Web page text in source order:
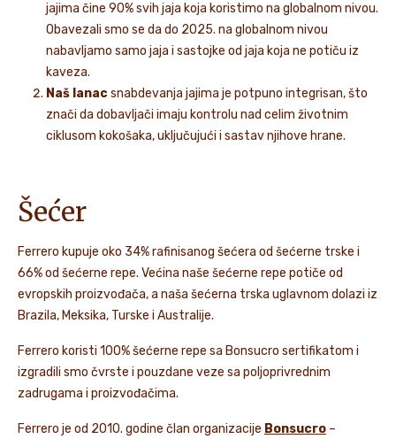
jajima čine 90% svih jaja koja koristimo na globalnom nivou.
Obavezali smo se da do 2025. na globalnom nivou
nabavljamo samo jaja i sastojke od jaja koja ne potiču iz
kaveza.
Naš lanacsnabdevanja jajima je potpuno integrisan, što
znači da dobavljači imaju kontrolu nad celim životnim
ciklusom kokošaka, uključujući i sastav njihove hrane.
Šećer
Ferrero kupuje oko 34% rafinisanog šećera od šećerne trske i
66% od šećerne repe. Većina naše šećerne repe potiče od
evropskih proizvođača, a naša šećerna trska uglavnom dolazi iz
Brazila, Meksika, Turske i Australije.
Ferrero koristi 100% šećerne repe sa Bonsucro sertifikatom i
izgradili smo čvrste i pouzdane veze sa poljoprivrednim
zadrugama i proizvođačima.
Ferrero je od 2010. godine član organizacije Bonsucro –